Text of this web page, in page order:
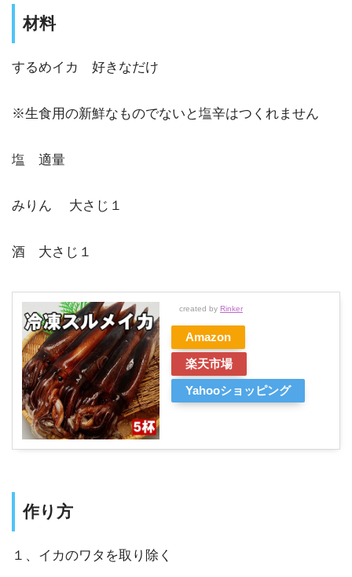
材料
するめイカ 好きなだけ
※生食用の新鮮なものでないと塩辛はつくれません
塩 適量
みりん 大さじ１
酒 大さじ１
created by Rinker
Amazon
楽天市場
Yahooショッピング
作り方
１、イカのワタを取り除く